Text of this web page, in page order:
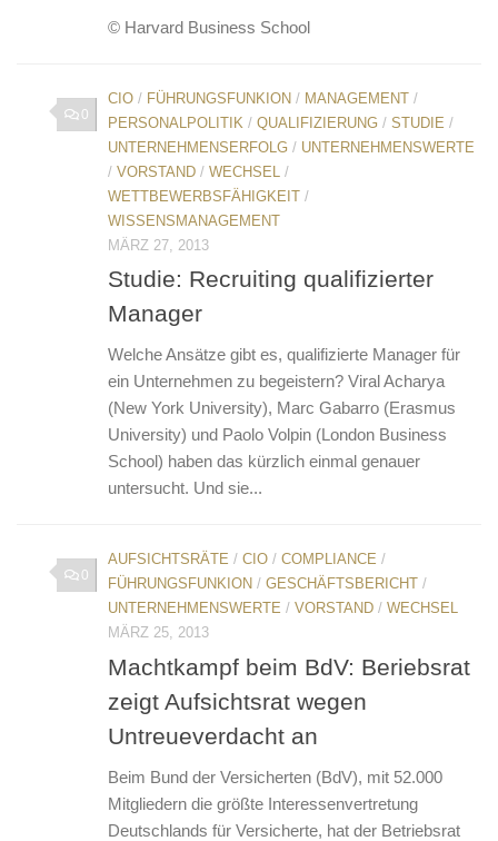
© Harvard Business School
0
CIO / FÜHRUNGSFUNKION / MANAGEMENT /
PERSONALPOLITIK / QUALIFIZIERUNG / STUDIE /
UNTERNEHMENSERFOLG / UNTERNEHMENSWERTE
/ VORSTAND / WECHSEL /
WETTBEWERBSFÄHIGKEIT /
WISSENSMANAGEMENT
MÄRZ 27, 2013
Studie: Recruiting qualifizierter
Manager
Welche Ansätze gibt es, qualifizierte Manager für
ein Unternehmen zu begeistern? Viral Acharya
(New York University), Marc Gabarro (Erasmus
University) und Paolo Volpin (London Business
School) haben das kürzlich einmal genauer
untersucht. Und sie...
0
AUFSICHTSRÄTE / CIO / COMPLIANCE /
FÜHRUNGSFUNKION / GESCHÄFTSBERICHT /
UNTERNEHMENSWERTE / VORSTAND / WECHSEL
MÄRZ 25, 2013
Machtkampf beim BdV: Beriebsrat
zeigt Aufsichtsrat wegen
Untreueverdacht an
Beim Bund der Versicherten (BdV), mit 52.000
Mitgliedern die größte Interessenvertretung
Deutschlands für Versicherte, hat der Betriebsrat